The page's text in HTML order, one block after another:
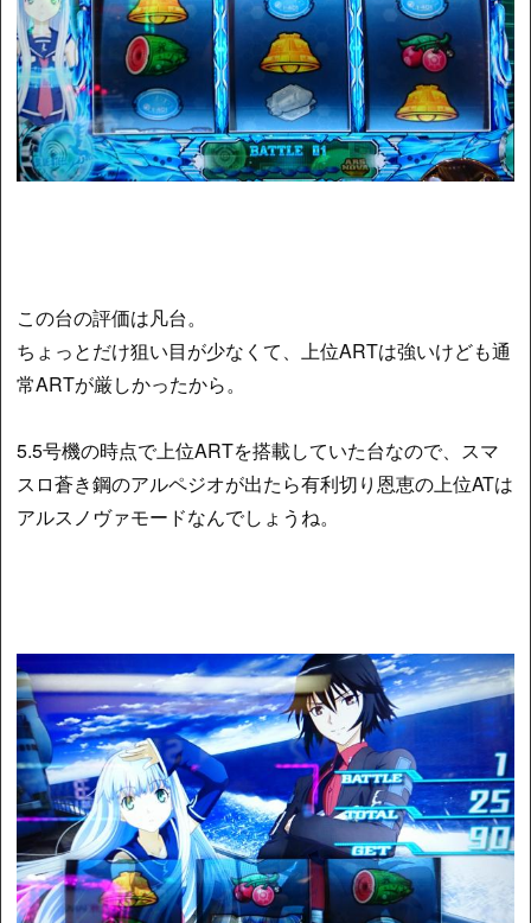
この台の評価は凡台。
ちょっとだけ狙い目が少なくて、上位ARTは強いけども通
常ARTが厳しかったから。
5.5号機の時点で上位ARTを搭載していた台なので、スマ
スロ蒼き鋼のアルペジオが出たら有利切り恩恵の上位ATは
アルスノヴァモードなんでしょうね。